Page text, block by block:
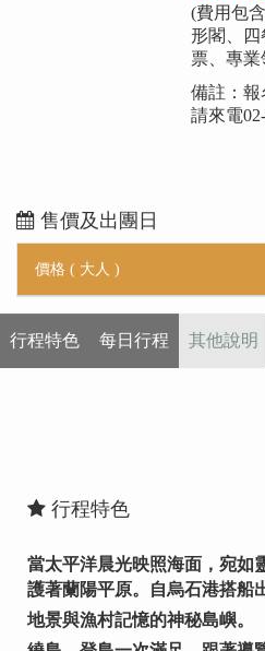
(費用包
形閣、
票、專
備註：
請來電
售價及出團日
價格 ( 大人 )
行程特色 每日行程 其他說明
行程特色
當太平洋晨光映照海面，宛如
護著蘭陽平原。自烏石港搭船
地景與漁村記憶的神秘島嶼。